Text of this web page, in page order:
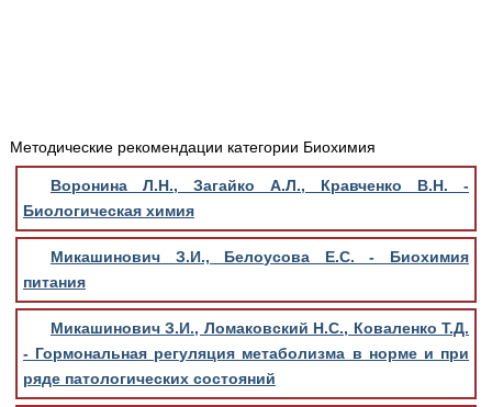
Методические рекомендации категории Биохимия
Воронина Л.Н., Загайко А.Л., Кравченко В.Н. -
Биологическая химия
Микашинович З.И., Белоусова Е.С. - Биохимия
питания
Микашинович З.И., Ломаковский Н.С., Коваленко Т.Д.
- Гормональная регуляция метаболизма в норме и при
ряде патологических состояний